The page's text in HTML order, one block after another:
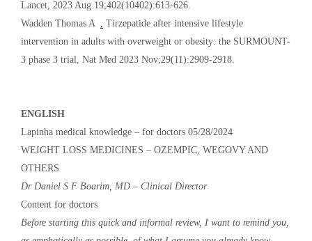
Lancet, 2023 Aug 19;402(10402):613-626.
Wadden Thomas A , Tirzepatide after intensive lifestyle
intervention in adults with overweight or obesity: the SURMOUNT-
3 phase 3 trial, Nat Med 2023 Nov;29(11):2909-2918.
ENGLISH
Lapinha medical knowledge – for doctors 05/28/2024
WEIGHT LOSS MEDICINES – OZEMPIC, WEGOVY AND
OTHERS
Dr Daniel S F Boarim, MD – Clinical Director
Content for doctors
Before starting this quick and informal review, I want to remind you,